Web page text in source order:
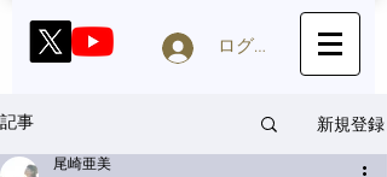
ログイン
記事 新規登録
尾崎亜美